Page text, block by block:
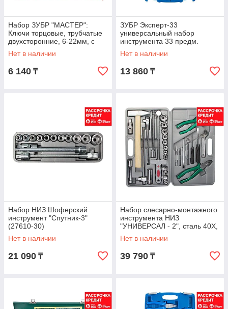
Набор ЗУБР "МАСТЕР":
Ключи торцовые, трубчатые
двухсторонние, 6-22мм, с
воротком, 9шт (27162-H9)
Нет в наличии
6 140 ₸
ЗУБР Эксперт-33
универсальный набор
инструмента 33 предм.
Серия Профессионал.
(27671-H33)
Нет в наличии
13 860 ₸
Набор НИЗ Шоферский
инструмент "Спутник-3"
(27610-30)
Нет в наличии
21 090 ₸
Набор слесарно-монтажного
инструмента НИЗ
"УНИВЕРСАЛ - 2", сталь 40Х,
в пластиковом кейсе, 29
предметов
Нет в наличии
39 790 ₸